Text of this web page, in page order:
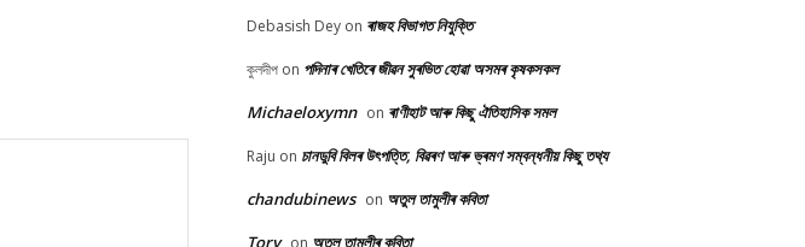
Debasish Dey on ৰাজহ বিভাগত নিযুক্তি
কুলদীপ on পদিনাৰ খেতিৰে জীৱন সুৰভিত হোৱা অসমৰ কৃষকসকল
Michaeloxymn on ৰাণীহাট আৰু কিছু ঐতিহাসিক সমল
Raju on চানডুবি বিলৰ উৎপত্তি, বিৱৰণ আৰু ভ্ৰমণ সম্বন্ধনীয় কিছু তথ্য
chandubinews on অতুল তামুলীৰ কবিতা
Tory
অতুল তামুলীৰ কবিতা